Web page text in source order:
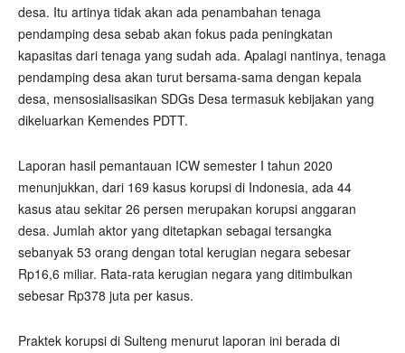
desa. Itu artinya tidak akan ada penambahan tenaga
pendamping desa sebab akan fokus pada peningkatan
kapasitas dari tenaga yang sudah ada. Apalagi nantinya, tenaga
pendamping desa akan turut bersama-sama dengan kepala
desa, mensosialisasikan SDGs Desa termasuk kebijakan yang
dikeluarkan Kemendes PDTT.
Laporan hasil pemantauan ICW semester I tahun 2020
menunjukkan, dari 169 kasus korupsi di Indonesia, ada 44
kasus atau sekitar 26 persen merupakan korupsi anggaran
desa. Jumlah aktor yang ditetapkan sebagai tersangka
sebanyak 53 orang dengan total kerugian negara sebesar
Rp16,6 miliar. Rata-rata kerugian negara yang ditimbulkan
sebesar Rp378 juta per kasus.
Praktek korupsi di Sulteng menurut laporan ini berada di